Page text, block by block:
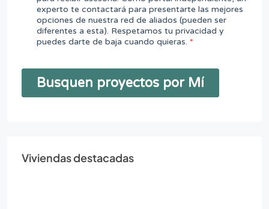
Viviendas destacadas